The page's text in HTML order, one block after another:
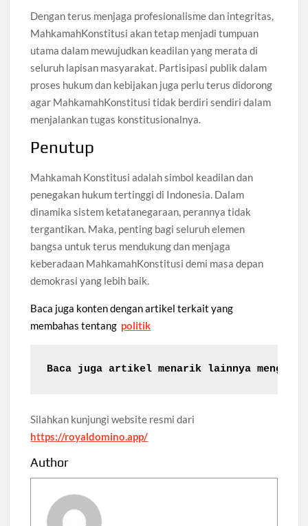
Dengan terus menjaga profesionalisme dan integritas,
MahkamahKonstitusi akan tetap menjadi tumpuan
utama dalam mewujudkan keadilan yang merata di
seluruh lapisan masyarakat. Partisipasi publik dalam
proses hukum dan kebijakan juga perlu terus didorong
agar MahkamahKonstitusi tidak berdiri sendiri dalam
menjalankan tugas konstitusionalnya.
Penutup
Mahkamah Konstitusi adalah simbol keadilan dan
penegakan hukum tertinggi di Indonesia. Dalam
dinamika sistem ketatanegaraan, perannya tidak
tergantikan. Maka, penting bagi seluruh elemen
bangsa untuk terus mendukung dan menjaga
keberadaan MahkamahKonstitusi demi masa depan
demokrasi yang lebih baik.
Baca juga konten dengan artikel terkait yang
membahas tentang politik
Baca juga artikel menarik lainnya
Silahkan kunjungi website resmi dari
https://royaldomino.app/
Author